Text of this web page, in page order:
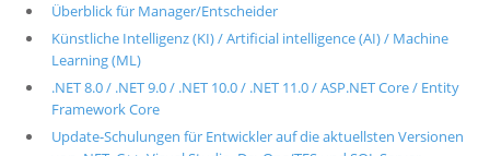
Überblick für Manager/Entscheider
Künstliche Intelligenz (KI) / Artificial intelligence (AI) / Machine
Learning (ML)
.NET 8.0 / .NET 9.0 / .NET 10.0 / .NET 11.0 / ASP.NET Core / Entity
Framework Core
Update-Schulungen für Entwickler auf die aktuellsten Versionen